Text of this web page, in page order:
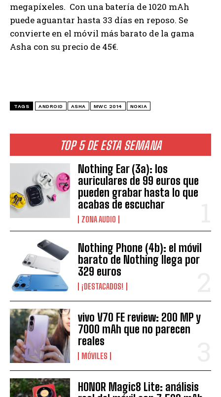
TOP 5 DE ESTA SEMANA
Nothing Ear (3a): los
auriculares de 99 euros que
pueden grabar hasta lo que
acabas de escuchar
ZONA AUDIO
Nothing Phone (4b): el móvil
barato de Nothing llega por
329 euros
¡DESTACADOS!
vivo V70 FE review: 200 MP y
7000 mAh que no parecen
reales
MÓVILES
HONOR Magic8 Lite: análisis
megapíxeles. Con una batería de 1020 mAh
puede aguantar hasta 33 días en reposo. Se
convierte en el móvil más barato de la gama
Asha con su precio de 45€.
TAGS ANDROID ASHA MWC 2014 NOKIA